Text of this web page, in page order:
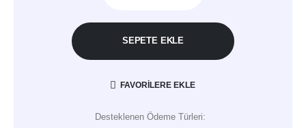
SEPETE EKLE
FAVORILERE EKLE
Desteklenen Ödeme Türleri: